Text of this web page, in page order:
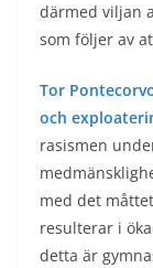
därmed viljan
som följer av
Tor
och
rasismen
med det
resulterar i
detta är